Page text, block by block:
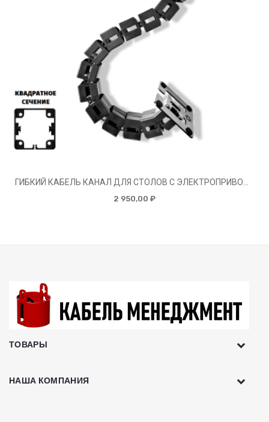
2 950,00 ₽
ТОВАРЫ
НАША КОМПАНИЯ